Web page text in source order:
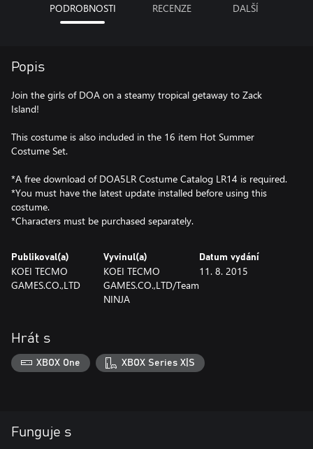
PODROBNOSTI RECENZE DALŠÍ
Popis
Join the girls of DOA on a steamy tropical getaway to Zack
Island!
This costume is also included in the 16 item Hot Summer
Costume Set.
*A free download of DOA5LR Costume Catalog LR14 is required.
*You must have the latest update installed before using this
costume.
*Characters must be purchased separately.
Publikoval(a)
KOEI TECMO
GAMES.CO.,LTD
Vyvinul(a)
KOEI TECMO
GAMES.CO.,LTD/Team
NINJA
Datum vydání
11. 8. 2015
Hrát s
XBOX One XBOX Series X|S
Funguje s